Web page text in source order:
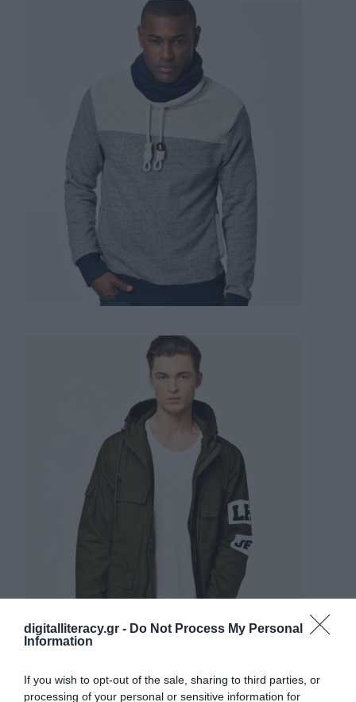
digitalliteracy.gr - Do Not Process My Personal
Information
If you wish to opt-out of the sale, sharing to third parties, or
processing of your personal or sensitive information for
SALE